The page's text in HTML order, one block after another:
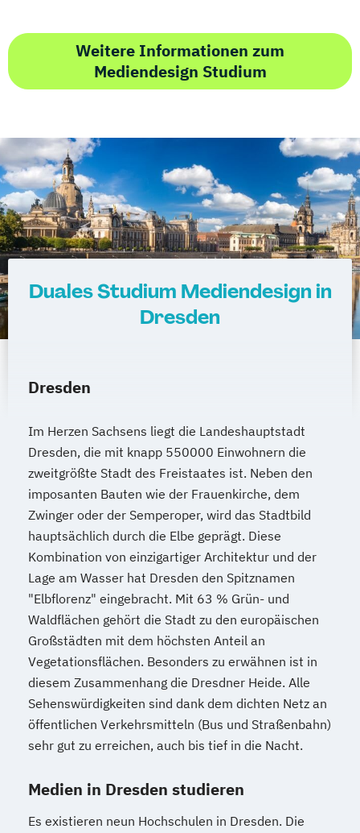
Weitere Informationen zum
Mediendesign Studium
Duales Studium Mediendesign in
Dresden
Dresden
Im Herzen Sachsens liegt die Landeshauptstadt
Dresden, die mit knapp 550000 Einwohnern die
zweitgrößte Stadt des Freistaates ist. Neben den
imposanten Bauten wie der Frauenkirche, dem
Zwinger oder der Semperoper, wird das Stadtbild
hauptsächlich durch die Elbe geprägt. Diese
Kombination von einzigartiger Architektur und der
Lage am Wasser hat Dresden den Spitznamen
"Elbflorenz" eingebracht. Mit 63 % Grün- und
Waldflächen gehört die Stadt zu den europäischen
Großstädten mit dem höchsten Anteil an
Vegetationsflächen. Besonders zu erwähnen ist in
diesem Zusammenhang die Dresdner Heide. Alle
Sehenswürdigkeiten sind dank dem dichten Netz an
öffentlichen Verkehrsmitteln (Bus und Straßenbahn)
sehr gut zu erreichen, auch bis tief in die Nacht.
Medien in Dresden studieren
Es existieren neun Hochschulen in Dresden. Die